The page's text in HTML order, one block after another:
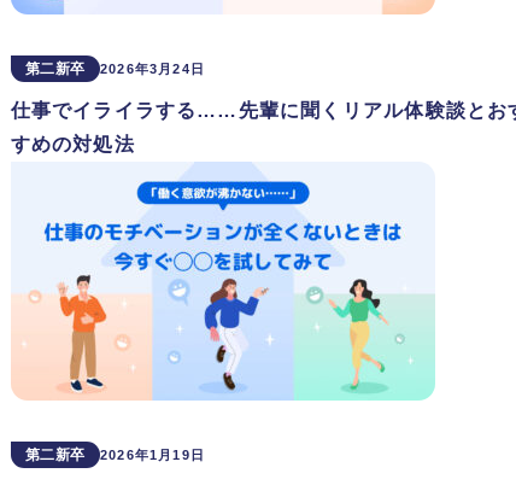
第二新卒 2026年3月24日
仕事でイライラする……先輩に聞くリアル体験談とお
すめの対処法
第二新卒 2026年1月19日